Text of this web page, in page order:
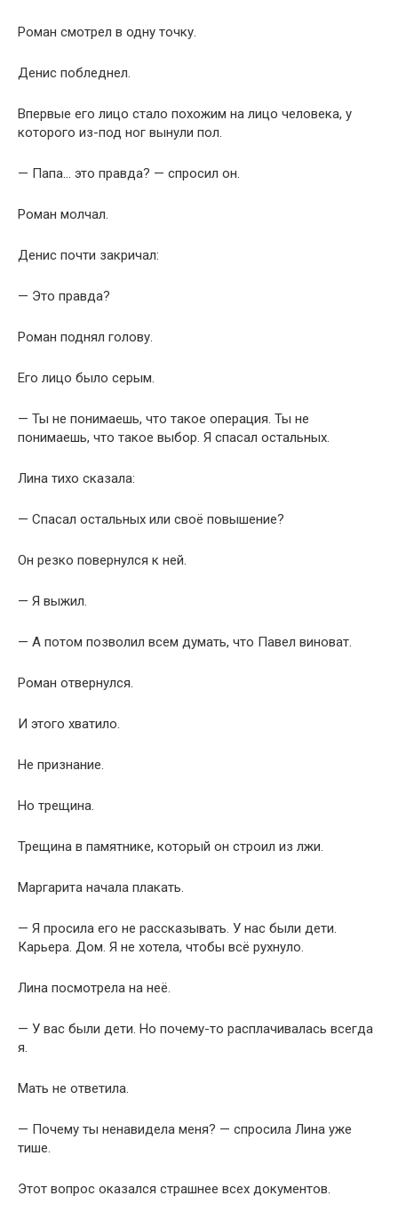
Роман смотрел в одну точку.
Денис побледнел.
Впервые его лицо стало похожим на лицо человека, у
которого из-под ног вынули пол.
— Папа… это правда? — спросил он.
Роман молчал.
Денис почти закричал:
— Это правда?
Роман поднял голову.
Его лицо было серым.
— Ты не понимаешь, что такое операция. Ты не
понимаешь, что такое выбор. Я спасал остальных.
Лина тихо сказала:
— Спасал остальных или своё повышение?
Он резко повернулся к ней.
— Я выжил.
— А потом позволил всем думать, что Павел виноват.
Роман отвернулся.
И этого хватило.
Не признание.
Но трещина.
Трещина в памятнике, который он строил из лжи.
Маргарита начала плакать.
— Я просила его не рассказывать. У нас были дети.
Карьера. Дом. Я не хотела, чтобы всё рухнуло.
Лина посмотрела на неё.
— У вас были дети. Но почему-то расплачивалась всегда
я.
Мать не ответила.
— Почему ты ненавидела меня? — спросила Лина уже
тише.
Этот вопрос оказался страшнее всех документов.